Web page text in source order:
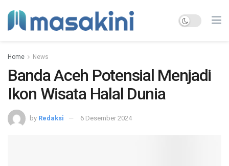
Home News
Banda Aceh Potensial Menjadi
Ikon Wisata Halal Dunia
by Redaksi 6 Desember 2024